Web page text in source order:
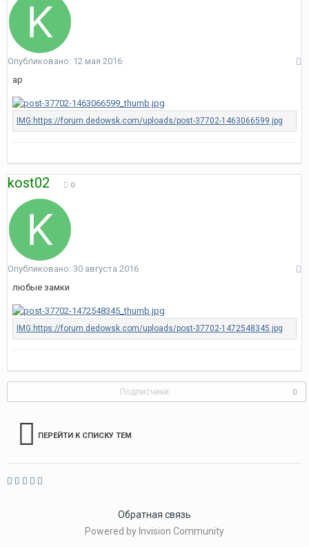
Опубликовано: 12 мая 2016
ap
kost02 0
Опубликовано: 30 августа 2016
любые замки
Подписчики 0
ПЕРЕЙТИ К СПИСКУ ТЕМ
Обратная связь
Powered by Invision Community